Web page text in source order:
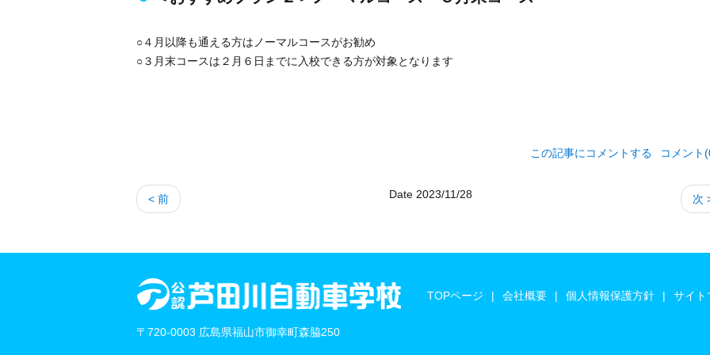
○４月以降も通える方はノーマルコースがお勧め
○３月末コースは２月６日までに入校できる方が対象となります
この記事にコメントする コメント
< 前 次
Date 2023/11/28
TOPページ 会社概要 個人情報保護方針 サイト
〒720-0003 広島県福山市御幸町森脇250